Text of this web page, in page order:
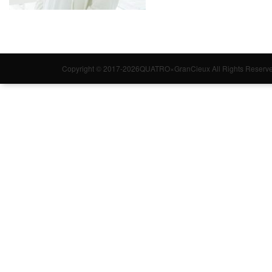
Copyright © 2017-2026QUATRO×GranCieux All Rights